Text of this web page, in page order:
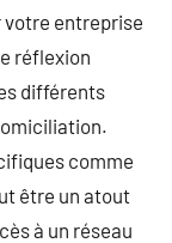
votre entreprise
réflexion
différents
comme
être un atout
à un réseau